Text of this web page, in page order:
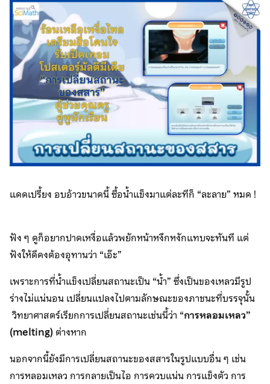
แดดเปรี้ยง อบอ้าวขนาดนี้ ซื้อน้ำแข็งมาแต่ละทีก็ “ละลาย” หมด !
ฟัง ๆ ดูก็อยากปาดเหงื่อแล้วพยักหน้าหงึกหงักแทบจะทันที แต่
ฟังให้ดีคงต้องอุทานว่า “เอ๊ะ”
เพราะการที่น้ำแข็งเปลี่ยนสถานะเป็น “น้ำ” ซึ่งเป็นของเหลวมีรูป
ร่างไม่แน่นอน เปลี่ยนแปลงไปตามลักษณะของภาชนะที่บรรจุนั้น
วิทยาศาสตร์เรียกการเปลี่ยนสถานะเช่นนี้ว่า “การหลอมเหลว”
(melting)ต่างหาก
นอกจากนี้ยังมีการเปลี่ยนสถานะของสสารในรูปแบบอื่น ๆ เช่น
การหลอมเหลว การกลายเป็นไอ การควบแน่น การแข็งตัว การ